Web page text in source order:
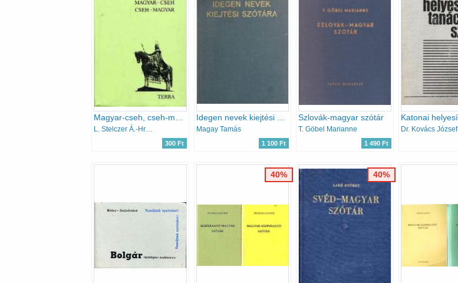
Magyar-cseh, cseh-magyar útiszótár
L. Stelczer Á.-Hradsky
300 Ft
Idegen nevek kiejtési szótára
Magay Tamás
1 100 Ft
Szlovák-magyar szótár
T. Göbel Marianne
1 490 Ft
Dr. Kovács József
40% 40%